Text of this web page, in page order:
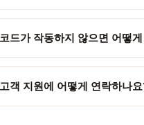
코드가 작동하지 않으면 어떻
고객 지원에 어떻게 연락하나